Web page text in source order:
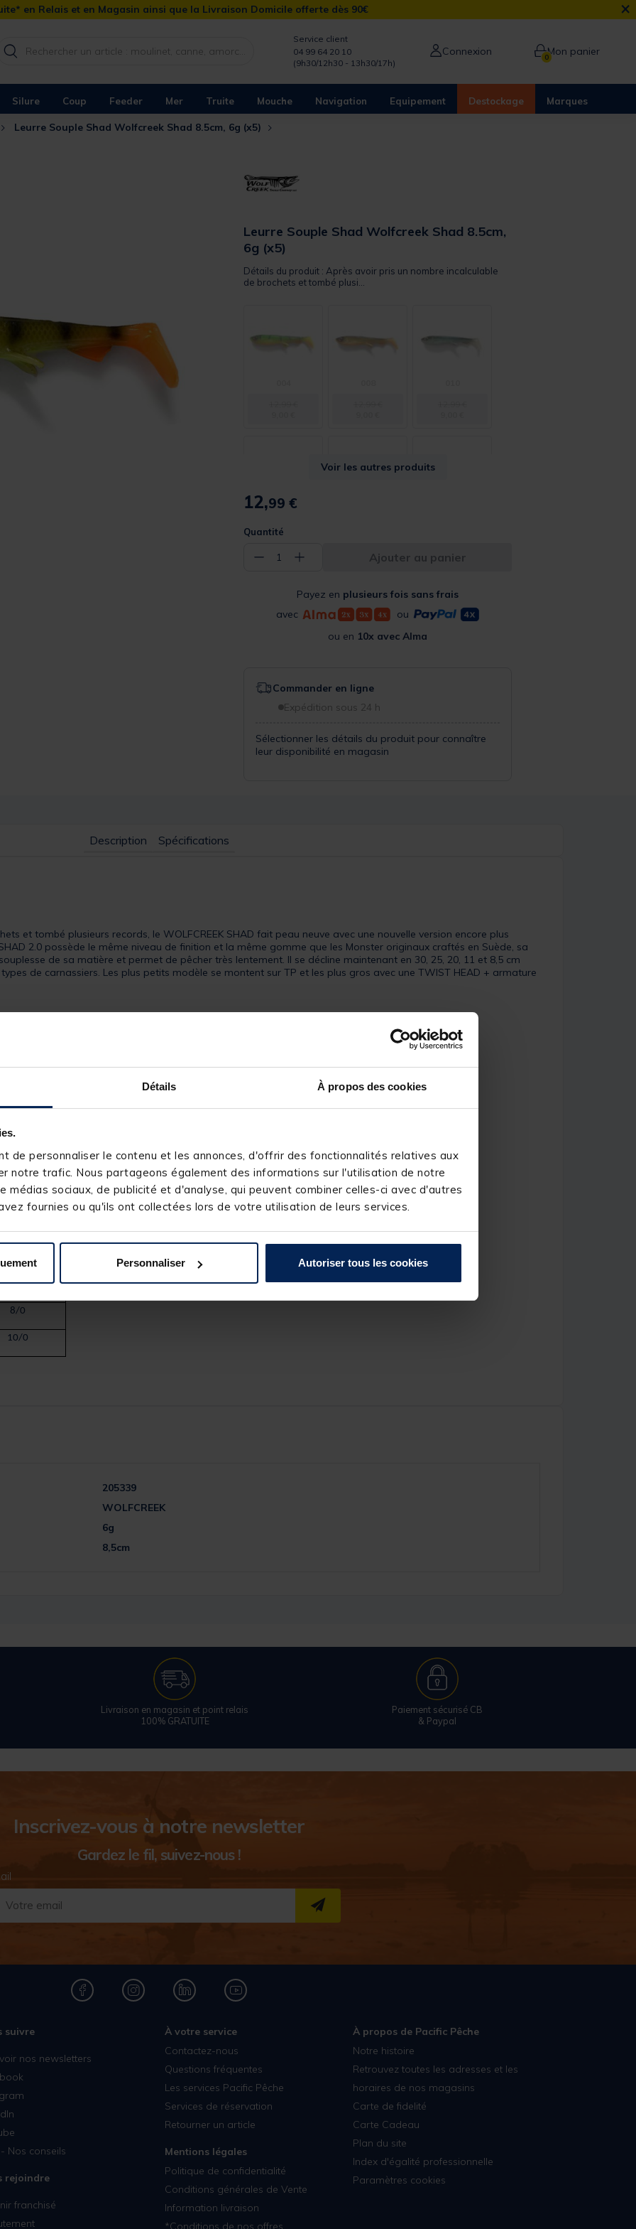
Détails À propos des cookies
de personnaliser le contenu et les annonces, d'offrir des fonctionnalités relatives aux
notre trafic. Nous partageons également des informations sur l'utilisation de notre
médias sociaux, de publicité et d'analyse, qui peuvent combiner celles-ci avec d'autres
fournies ou qu'ils ont collectées lors de votre utilisation de leurs services.
Personnaliser Autoriser tous les cookies
en Relais et en Magasin ainsi que la Livraison Domicile offerte dès 90€ ×
Service client
04 99 64 20 10
(9h30/12h30 - 13h30/17h)
Connexion 0Mon panier
Silure Coup Feeder Mer Truite Mouche Navigation Equipement Destockage Marques
Leurre Souple Shad Wolfcreek Shad 8.5cm, 6g (x5)
Leurre Souple Shad Wolfcreek Shad 8.5cm,
6g (x5)
Détails du produit : Après avoir pris un nombre incalculable
de brochets et tombé plusi...
Voir les autres produits
12,99 €
Quantité
− 1 + Ajouter au panier
Payez en plusieurs fois sans frais
avec
ou
ou en 10x avec Alma
Commander en ligne
Expédition sous 24 h
Sélectionner les détails du produit pour connaître
leur disponibilité en magasin
Description Spécifications
et tombé plusieurs records, le WOLFCREEK SHAD fait peau neuve avec une nouvelle version encore plus
2.0 possède le même niveau de finition et la même gomme que les Monster originaux craftés en Suède, sa
de sa matière et permet de pêcher très lentement. Il se décline maintenant en 30, 25, 20, 11 et 8,5 cm
de carnassiers. Les plus petits modèle se montent sur TP et les plus gros avec une TWIST HEAD + armature
l’hameçon
4
1 à 1/0
0 à 3/0
0 à 6/0
8/0
10/0
205339
WOLFCREEK
6g
8,5cm
Livraison en magasin et point relais
100% GRATUITE
Paiement sécurisé CB
& Paypal
Inscrivez-vous à notre newsletter
Gardez le fil, suivez-nous !
S''INSCRIRE
suivre
nos newsletters
Nos conseils
rejoindre
franchisé
À votre service
Contactez-nous
Questions fréquentes
Les services Pacific Pêche
Services de réservation
Retourner un article
Mentions légales
Politique de confidentialité
Conditions générales de Vente
Information livraison
*Conditions de nos offres
À propos de Pacific Pêche
Notre histoire
Retrouvez toutes les adresses et les
horaires de nos magasins
Carte de fidelité
Carte Cadeau
Plan du site
Index d'égalité professionnelle
Paramètres cookies